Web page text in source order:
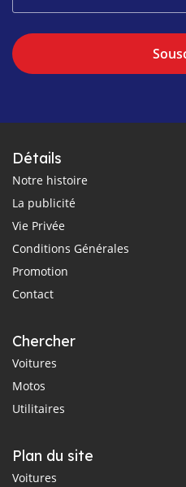
Détails
Notre histoire
La publicité
Vie Privée
Conditions Générales
Promotion
Contact
Chercher
Voitures
Motos
Utilitaires
Plan du site
Voitures